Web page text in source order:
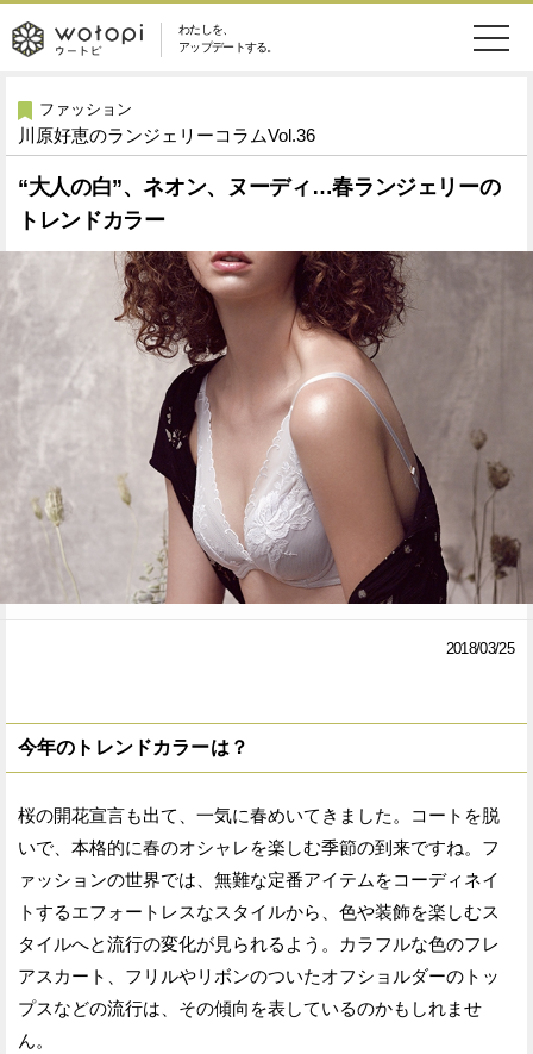
わたしを、
アップデートする。
wotopi
-
ウ
ー
ト
ピ
メ
ニ
ュ
ー
恋愛・結婚
美容・コスメ 妊娠・出産
健康
ライフスタイル ファッション
ソーシャル SDGs
アイテム
検
ウートピとは？
Facebook
ア
る
Twitter
る
ファッション
川原好恵のランジェリーコラムVol.36
“大人の白”、ネオン、ヌーディ…春ランジェリーの
トレンドカラー
2018/03/25
今年のトレンドカラーは？
桜の開花宣言も出て、一気に春めいてきました。コートを脱
いで、本格的に春のオシャレを楽しむ季節の到来ですね。フ
ァッションの世界では、無難な定番アイテムをコーディネイ
トするエフォートレスなスタイルから、色や装飾を楽しむス
タイルへと流行の変化が見られるよう。カラフルな色のフレ
アスカート、フリルやリボンのついたオフショルダーのトッ
プスなどの流行は、その傾向を表しているのかもしれませ
ん。